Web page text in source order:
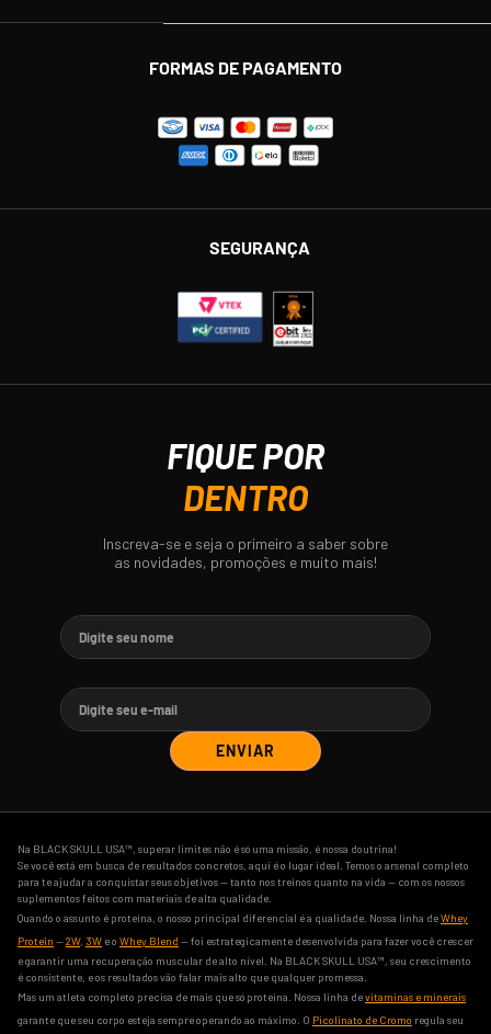
FORMAS DE PAGAMENTO
SEGURANÇA
FIQUE POR
DENTRO
Inscreva-se e seja o primeiro a saber sobre
as novidades, promoções e muito mais!
ENVIAR
Na BLACK SKULL USA™, superar limites não é só uma missão, é nossa doutrina!
Se você está em busca de resultados concretos, aqui é o lugar ideal. Temos o arsenal completo
para te ajudar a conquistar seus objetivos — tanto nos treinos quanto na vida — com os nossos
suplementos feitos com materiais de alta qualidade.
Quando o assunto é proteína, o nosso principal diferencial é a qualidade. Nossa linha deWhey
Protein —2W, 3W e o Whey Blend — foi estrategicamente desenvolvida para fazer você crescer
e garantir uma recuperação muscular de alto nível. Na BLACK SKULL USA™, seu crescimento
é consistente, e os resultados vão falar mais alto que qualquer promessa.
Mas um atleta completo precisa de mais que só proteína. Nossa linha devitaminas e minerais
garante que seu corpo esteja sempre operando ao máximo. O Picolinato de Cromo regula seu